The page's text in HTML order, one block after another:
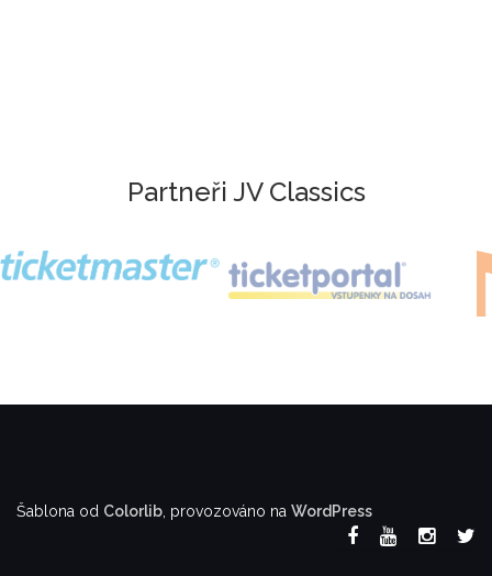
Partneři JV Classics
Šablona od Colorlib , provozováno na WordPress